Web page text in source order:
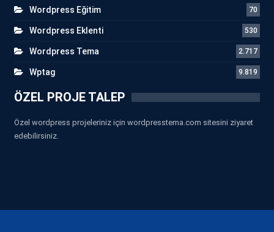
Wordpress Eğitim 70
Wordpress Eklenti 530
Wordpress Tema 2.717
Wptag 9.819
ÖZEL PROJE TALEP
Özel wordpress projeleriniz için wordpresstema.com sitesini ziyaret
edebilirsiniz.